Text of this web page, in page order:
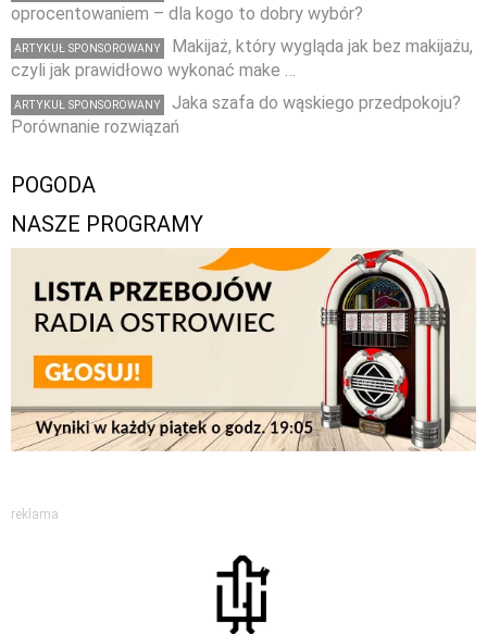
oprocentowaniem – dla kogo to dobry wybór?
ARTYKUŁ SPONSOROWANY
Makijaż, który wygląda jak bez makijażu,
czyli jak prawidłowo wykonać make …
ARTYKUŁ SPONSOROWANY
Jaka szafa do wąskiego przedpokoju?
Porównanie rozwiązań
POGODA
NASZE PROGRAMY
reklama